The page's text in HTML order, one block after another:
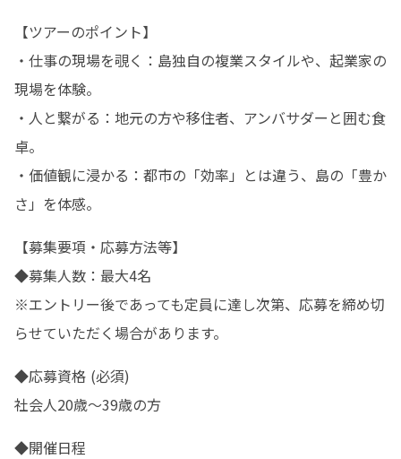
【ツアーのポイント】
・仕事の現場を覗く：島独自の複業スタイルや、起業家の
現場を体験。
・人と繋がる：地元の方や移住者、アンバサダーと囲む食
卓。
・価値観に浸かる：都市の「効率」とは違う、島の「豊か
さ」を体感。
【募集要項・応募方法等】
◆募集人数：最大4名
※エントリー後であっても定員に達し次第、応募を締め切
らせていただく場合があります。
◆応募資格 (必須)
社会人20歳～39歳の方
◆開催日程